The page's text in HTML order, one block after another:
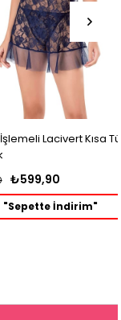
Lacivert Kısa Tül
İndirim"